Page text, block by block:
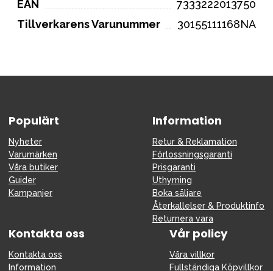
EAN
7333222013750
Tillverkarens Varunummer
30155111168NA
Populärt
Nyheter
Varumärken
Våra butiker
Guider
Kampanjer
Information
Retur & Reklamation
Förlossningsgaranti
Prisgaranti
Uthyrning
Boka säljare
Återkallelser & Produktinfo
Returnera vara
Kontakta oss
Kontakta oss
Information
Vår policy
Våra villkor
Fullständiga Köpvillkor